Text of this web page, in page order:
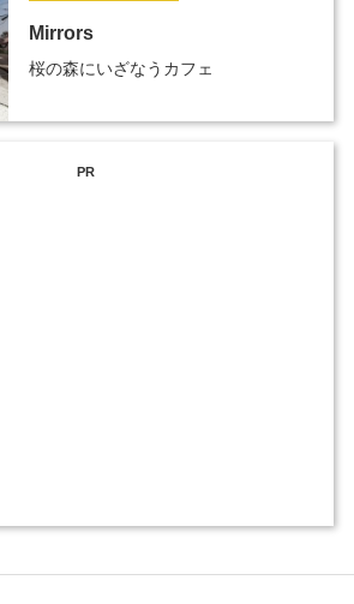
Mirrors
桜の森にいざなうカフェ
PR